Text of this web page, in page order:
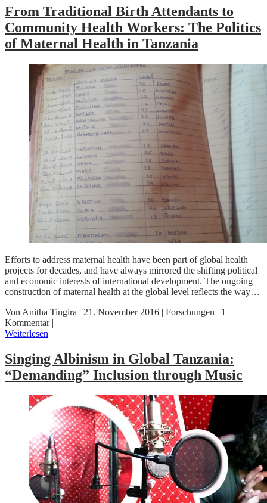
From Traditional Birth Attendants to
Community Health Workers: The Politics
of Maternal Health in Tanzania
Efforts to address maternal health have been part of global health
projects for decades, and have always mirrored the shifting political
and economic interests of international development. The ongoing
construction of maternal health at the global level reflects the way…
Von Anitha Tingira | 21. November 2016 | Forschungen | 1
Kommentar|
Weiterlesen
Singing Albinism in Global Tanzania:
“Demanding” Inclusion through Music